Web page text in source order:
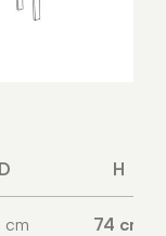
D H
cm 74 cm